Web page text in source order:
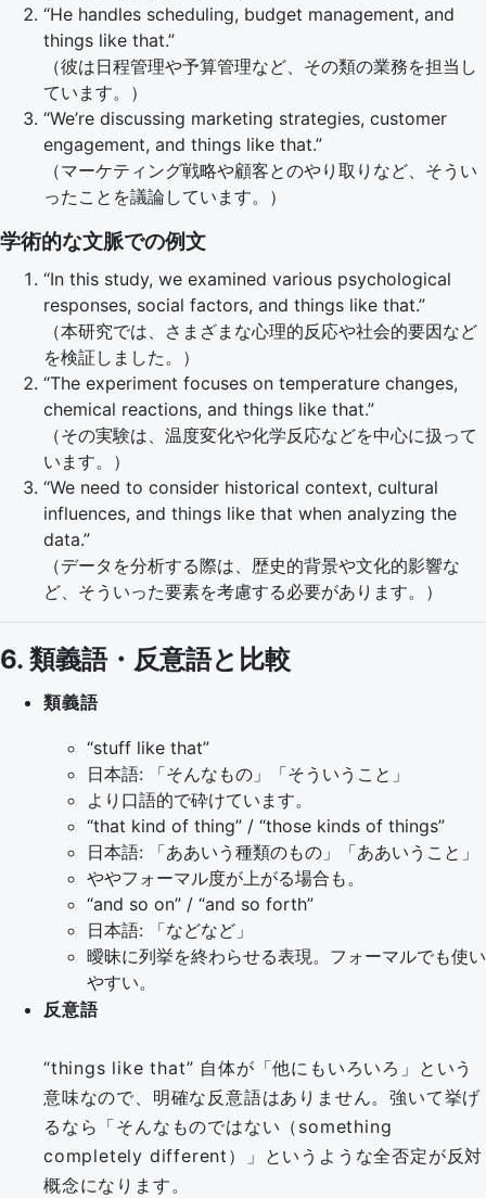
“He handles scheduling, budget management, and
things like that.”
（彼は日程管理や予算管理など、その類の業務を担当し
ています。）
“We’re discussing marketing strategies, customer
engagement, and things like that.”
（マーケティング戦略や顧客とのやり取りなど、そうい
ったことを議論しています。）
学術的な文脈での例文
“In this study, we examined various psychological
responses, social factors, and things like that.”
（本研究では、さまざまな心理的反応や社会的要因など
を検証しました。）
“The experiment focuses on temperature changes,
chemical reactions, and things like that.”
（その実験は、温度変化や化学反応などを中心に扱って
います。）
“We need to consider historical context, cultural
influences, and things like that when analyzing the
data.”
（データを分析する際は、歴史的背景や文化的影響な
ど、そういった要素を考慮する必要があります。）
6. 類義語・反意語と比較
類義語
“stuff like that”
日本語: 「そんなもの」「そういうこと」
より口語的で砕けています。
“that kind of thing” / “those kinds of things”
日本語: 「ああいう種類のもの」「ああいうこと」
ややフォーマル度が上がる場合も。
“and so on” / “and so forth”
日本語: 「などなど」
曖昧に列挙を終わらせる表現。フォーマルでも使い
やすい。
反意語
“things like that” 自体が「他にもいろいろ」という
意味なので、明確な反意語はありません。強いて挙げ
るなら「そんなものではない（something
completely different）」というような全否定が反対
概念になります。